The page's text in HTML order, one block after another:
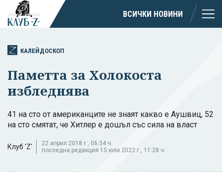
ВСИЧКИ НОВИНИ
КАЛЕЙДОСКОП
Паметта за Холокоста
избледнява
41 на сто от американците не знаят какво е Аушвиц, 52
на сто смятат, че Хитлер е дошъл със сила на власт
Клуб 'Z'
22 април 2018 г., 06:34 ч.
последна редакция 15 юли 2022 г., 11:28 ч.